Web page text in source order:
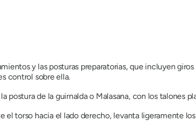
y las posturas preparatorias, que incluyen
control sobre ella.
postura de la guirnalda o Malasana, con los talones
el torso hacia el lado derecho, levanta ligeramente